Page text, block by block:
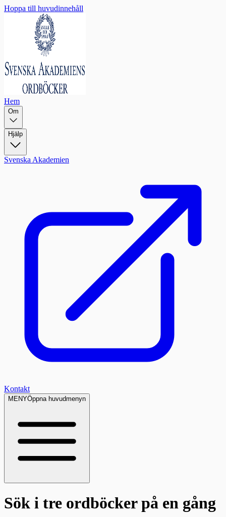
Hoppa till huvudinnehåll
Hem
Om
Hjälp
Svenska Akademien
Kontakt
MENYÖppna huvudmenyn
Sök i tre ordböckerpå en gång